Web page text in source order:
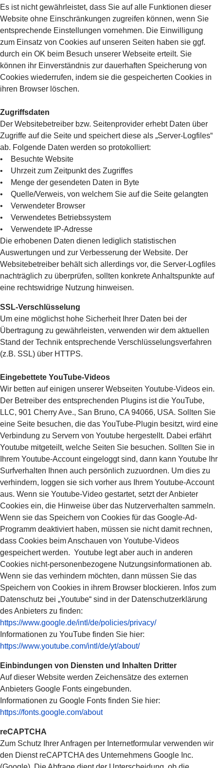
Es ist nicht gewährleistet, dass Sie auf alle Funktionen dieser
Website ohne Einschränkungen zugreifen können, wenn Sie
entsprechende Einstellungen vornehmen. Die Einwilligung
zum Einsatz von Cookies auf unseren Seiten haben sie ggf.
durch ein OK beim Besuch unserer Webseite erteilt. Sie
können ihr Einverständnis zur dauerhaften Speicherung von
Cookies wiederrufen, indem sie die gespeicherten Cookies in
ihren Browser löschen.
Zugriffsdaten
Der Websitebetreiber bzw. Seitenprovider erhebt Daten über
Zugriffe auf die Seite und speichert diese als „Server-Logfiles“
ab. Folgende Daten werden so protokolliert:
• Besuchte Website
• Uhrzeit zum Zeitpunkt des Zugriffes
• Menge der gesendeten Daten in Byte
• Quelle/Verweis, von welchem Sie auf die Seite gelangten
• Verwendeter Browser
• Verwendetes Betriebssystem
• Verwendete IP-Adresse
Die erhobenen Daten dienen lediglich statistischen
Auswertungen und zur Verbesserung der Website. Der
Websitebetreiber behält sich allerdings vor, die Server-Logfiles
nachträglich zu überprüfen, sollten konkrete Anhaltspunkte auf
eine rechtswidrige Nutzung hinweisen.
SSL-Verschlüsselung
Um eine möglichst hohe Sicherheit Ihrer Daten bei der
Übertragung zu gewährleisten, verwenden wir dem aktuellen
Stand der Technik entsprechende Verschlüsselungsverfahren
(z.B. SSL) über HTTPS.
Eingebettete YouTube-Videos
Wir betten auf einigen unserer Webseiten Youtube-Videos ein.
Der Betreiber des entsprechenden Plugins ist die YouTube,
LLC, 901 Cherry Ave., San Bruno, CA 94066, USA. Sollten Sie
eine Seite besuchen, die das YouTube-Plugin besitzt, wird eine
Verbindung zu Servern von Youtube hergestellt. Dabei erfährt
Youtube mitgeteilt, welche Seiten Sie besuchen. Sollten Sie in
Ihrem Youtube-Account eingeloggt sind, dann kann Youtube Ihr
Surfverhalten Ihnen auch persönlich zuzuordnen. Um dies zu
verhindern, loggen sie sich vorher aus Ihrem Youtube-Account
aus. Wenn sie Youtube-Video gestartet, setzt der Anbieter
Cookies ein, die Hinweise über das Nutzerverhalten sammeln.
Wenn sie das Speichern von Cookies für das Google-Ad-
Programm deaktiviert haben, müssen sie nicht damit rechnen,
dass Cookies beim Anschauen von Youtube-Videos
gespeichert werden. Youtube legt aber auch in anderen
Cookies nicht-personenbezogene Nutzungsinformationen ab.
Wenn sie das verhindern möchten, dann müssen Sie das
Speichern von Cookies in ihrem Browser blockieren. Infos zum
Datenschutz bei „Youtube“ sind in der Datenschutzerklärung
des Anbieters zu finden:
https://www.google.de/intl/de/policies/privacy/
Informationen zu YouTube finden Sie hier:
https://www.youtube.com/intl/de/yt/about/
Einbindungen von Diensten und Inhalten Dritter
Auf dieser Website werden Zeichensätze des externen
Anbieters Google Fonts eingebunden.
Informationen zu Google Fonts finden Sie hier:
https://fonts.google.com/about
reCAPTCHA
Zum Schutz Ihrer Anfragen per Internetformular verwenden wir
den Dienst reCAPTCHA des Unternehmens Google Inc.